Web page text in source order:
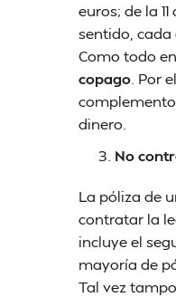
euros; de la
sentido,
Como todo
copago . Por
dinero.
No
La póliza de
contratar la
incluye el
mayoría de
Tal vez